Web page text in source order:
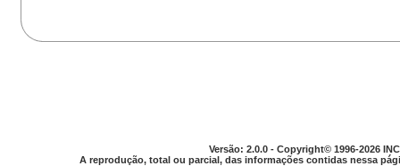
Versão: 2.0.0 - Copyright© 1996-2026
A reprodução, total ou parcial, das informações contidas nessa